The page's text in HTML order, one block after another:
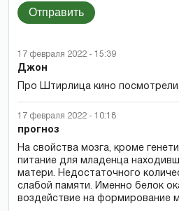
Отправить
17 февраля 2022 - 15:39
Джон
Про Штирлица кино
17 февраля 2022 - 10:18
прогноз
На свойства мозга, кроме
питание для младенца
матери. Недостаточного
слабой памяти. Именно белок
воздействие на формирование